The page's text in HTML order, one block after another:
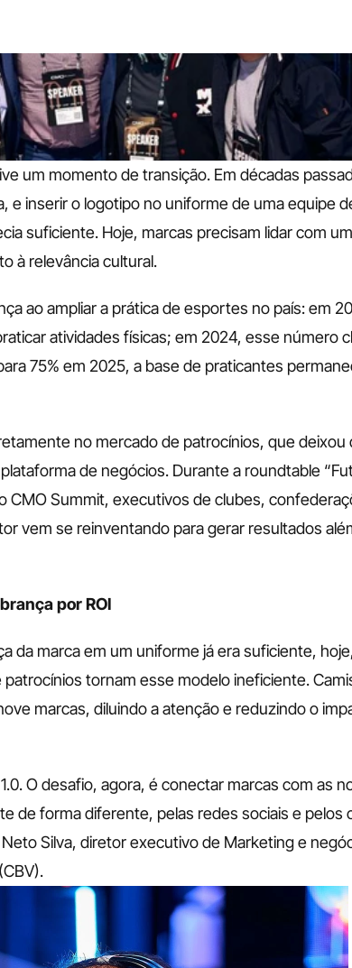
um momento de transição. Em décadas
e inserir o logotipo no uniforme de uma equipe
suficiente. Hoje, marcas precisam lidar com
à relevância cultural.
ao ampliar a prática de esportes no país: em
atividades físicas; em 2024, esse número
75% em 2025, a base de praticantes
no mercado de patrocínios, que deixou
de negócios. Durante a roundtable
CMO Summit, executivos de clubes,
vem se reinventando para gerar resultados
por ROI
da marca em um uniforme já era suficiente, hoje,
tornam esse modelo ineficiente.
marcas, diluindo a atenção e reduzindo o
O desafio, agora, é conectar marcas com as
de forma diferente, pelas redes sociais e pelos
Silva, diretor executivo de Marketing e